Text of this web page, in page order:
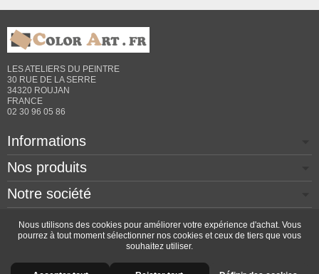
LES ATELIERS DU PEINTRE
30 RUE DE LA SERRE
34320 ROUJAN
FRANCE
02 30 96 05 86
Informations
Nos produits
Notre société
Contactez-nous
Copyright © 2026 - Design by Prestacrea - Ecommerce
Nous utilisons des cookies pour améliorer votre expérience d'achat. Vous
pourrez à tout moment sélectionner nos cookies et ceux de tiers que vous
souhaitez utiliser.